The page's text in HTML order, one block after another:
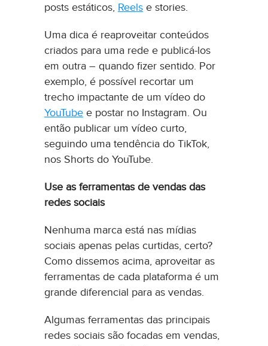
posts estáticos, Reels e stories.
Uma dica é reaproveitar conteúdos
criados para uma rede e publicá-los
em outra – quando fizer sentido. Por
exemplo, é possível recortar um
trecho impactante de um vídeo do
YouTube e postar no Instagram. Ou
então publicar um vídeo curto,
seguindo uma tendência do TikTok,
nos Shorts do YouTube.
Use as ferramentas de vendas das
redes sociais
Nenhuma marca está nas mídias
sociais apenas pelas curtidas, certo?
Como dissemos acima, aproveitar as
ferramentas de cada plataforma é um
grande diferencial para as vendas.
Algumas ferramentas das principais
redes sociais são focadas em vendas,